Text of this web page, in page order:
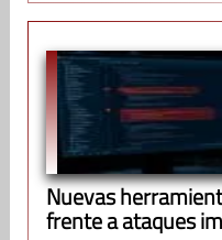
Nuevas
frente a ataques